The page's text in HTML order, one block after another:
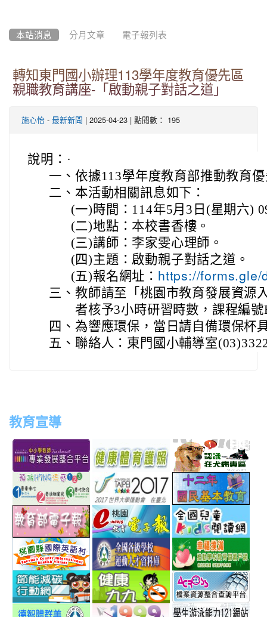
本站消息 分月文章 電子報列表
轉知東門國小辦理113學年度教育優先區
親職教育講座-「啟動親子對話之道」
施心怡 - 最新新聞 | 2025-04-23 | 點閱數： 195
說明： ·
一、 依據113學年度教育部推動教育
二、 本活動相關訊息如下：
(一) 時間：114年5月3日(星期六)
(二)地點：本校書香樓。
(三)講師：李家雯心理師。
(四)主題：啟動親子對話之道。
(五)報名網址： https://forms.gle/
三、 教師請至「桃園市教育發展資源
者核予3小時研習時數，課程編
四、 為響應環保，當日請自備環保杯
五、 聯絡人：東門國小輔導室
教育宣導
to
http://teachernet.moe.edu.tw/MAIN/index.aspx
link
to
https://airtw.epa.gov.tw/
link
to
http://
link
link
to
http://www.perdc.ntnu.edu.tw/anti-
flu/catalog.php?
MainCatalogID=2
link
http://
link
to
http://epaper.edu.tw/
link
to
http://163.30.192.132/
link
to
http://ev.tyc.edu.tw/
link
to
https://
to
link
to
http://ecolife.epa.gov.tw/cooler/default.aspx
link
to
http://
link
link